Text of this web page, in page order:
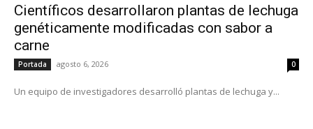
Científicos desarrollaron plantas de lechuga
genéticamente modificadas con sabor a
carne
Portada agosto 6, 2026 0
Un equipo de investigadores desarrolló plantas de lechuga y...